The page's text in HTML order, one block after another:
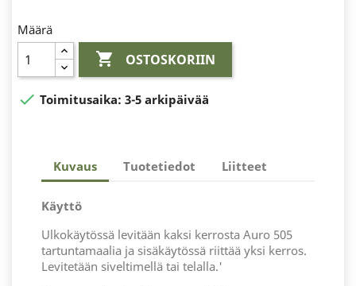
Määrä
 OSTOSKORIIN
 Toimitusaika: 3-5 arkipäivää
Kuvaus Tuotetiedot Liitteet
Käyttö
Ulkokäytössä levitään kaksi kerrosta Auro 505
tartuntamaalia ja sisäkäytössä riittää yksi kerros.
Levitetään siveltimellä tai telalla.'